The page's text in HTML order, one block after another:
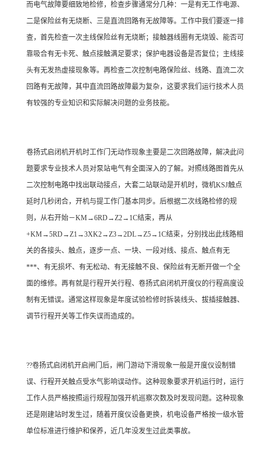
而电气故障要细致地检修，检查步骤通常分几种：一是有无工作电源、
二是保险丝有无烧断、三是直流回路有无故障等。工作中我们要逐一排
查，首先检查一次主线保险丝有无烧断；接触器线圈有无烧毁、能否可
靠吸合有无卡死、触点接触满足要求；保护电器设备是否复位；主线接
头有无发热虚接现象等。再检查二次控制电路保险丝、线路、直流二次
回路有无故障，其中直流回路故障最为复杂，这要求我们运行技术人员
有较强的专业知识和实际解决问题的业务技能。
卷扬式启闭机开机时工作门无动作现象主要是二次回路故障，解决此问
题要求专业技术人员对泵站电气有全面深入的了解。对照线路图首先从
二次控制电路中找出联动接点，大套二站联动是开机时，微机KSJ触点
延时几秒闭合，开机与提工作门基本同步。后根据二次线路检修的规
则，从右开始－KM→6RD→Z2→1C结束，再从
+KM→5RD→Z1→3XK2→Z3→2DL→Z5→1C结束，分别找出此线路相
关的各接头、触点，逐步一点、一块、一段对线、接点、触点有无
***、有无损坏、有无松动、有无接触不良、保险丝有无断开做一个全
面的维修。再有就是行程开关行程、卷扬式启闭机开度仪的行程高度设
制有无错误。通常这样现象是年度试验检修时拆装线头、拔插接触器、
调节行程开关等工作失误而造成的。
??卷扬式启闭机开启闸门后，闸门游动下滑现象一般是开度仪设制错
误、行程开关触点受水气影响误动作。这种现象要求开机运行时，运行
工作人员严格按照运行规程加强开机巡察次数及时发现问题。这种现象
还是刚建站时发生过，随着开度仪设备更换，机电设备严格按一级水管
单位标准进行维护和保养，近几年没发生过此类事故。